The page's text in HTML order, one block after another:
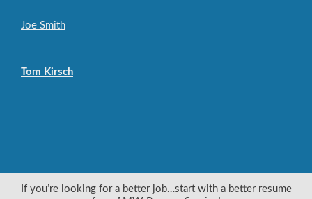
Joe Smith
Tom Kirsch
If you’re looking for a better job…start with a better resume